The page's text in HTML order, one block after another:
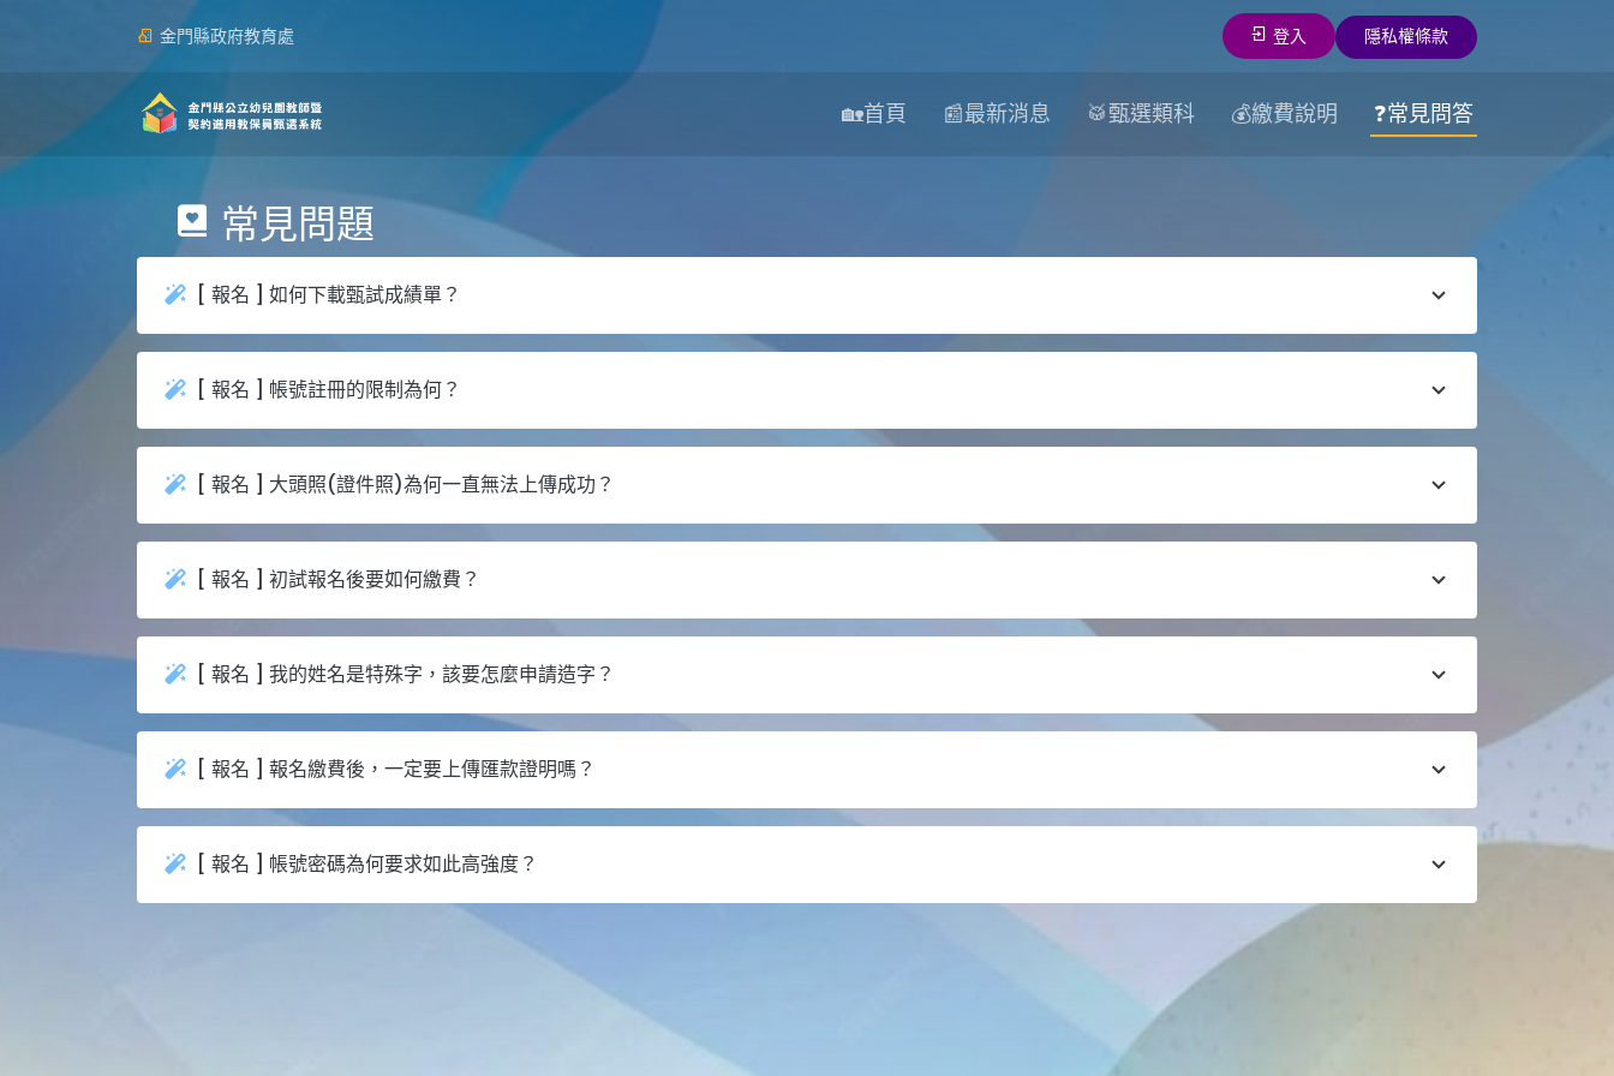
金門縣政府教育處 登入 隱私權條款
🏡首頁 📰最新消息 🥁甄選類科 💰繳費說明 ❓常見問答
常見問題
[ 報名 ] 如何下載甄試成績單？
[ 報名 ] 帳號註冊的限制為何？
[ 報名 ] 大頭照(證件照)為何一直無法上傳成功？
[ 報名 ] 初試報名後要如何繳費？
[ 報名 ] 我的姓名是特殊字，該要怎麼申請造字？
[ 報名 ] 報名繳費後，一定要上傳匯款證明嗎？
[ 報名 ] 帳號密碼為何要求如此高強度？